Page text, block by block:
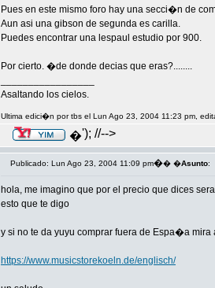
Pues en este mismo foro hay una secci�n de
Aun asi una gibson de segunda es carilla.
Puedes encontrar una lespaul estudio por 900.
Por cierto. �de donde decias que eras?........
Asaltando los cielos.
Ultima edici�n por tbs el Lun Ago 23, 2004 11:23 pm,
�'); //-->
Publicado: Lun Ago 23, 2004 11:09 pm�� �Asunto:
hola, me imagino que por el precio que dices
esto que te digo
y si no te da yuyu comprar fuera de Espa�a mira
https://www.musicstorekoeln.de/englisch/